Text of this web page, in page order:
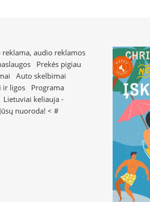
audio reklamos
Prekės pigiau
Auto skelbimai
ir ligos
Programa
Lietuviai keliauja -
Jūsų nuoroda! < #